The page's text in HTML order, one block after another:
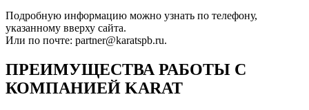
Подробную информацию можно узнать по телефону,
указанному вверху сайта.
Или по почте: partner@karatspb.ru.
ПРЕИМУЩЕСТВА РАБОТЫ С
КОМПАНИЕЙ KARAT